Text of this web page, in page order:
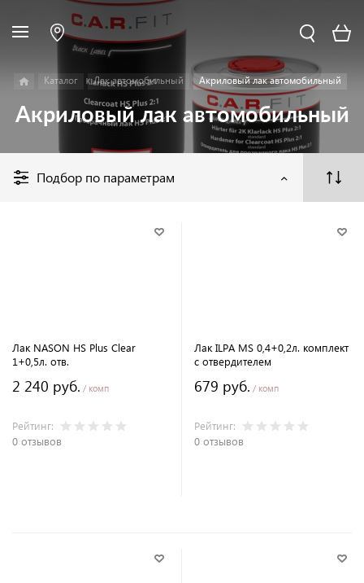
Каталог Лак автомобильный Акриловый лак автомобильный
Акриловый лак автомобильный
Подбор по параметрам
Лак NASON HS Plus Clear
1+0,5л. отв.
2 240 руб. / комп
Рейтинг:
0 отзывов
Лак ILPA MS 0,4+0,2л. комплект
с отвердителем
679 руб. / комп
Рейтинг:
0 отзывов